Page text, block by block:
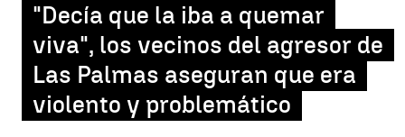
"Decía que la iba a quemar
viva", los vecinos del agresor de
Las Palmas aseguran que era
violento y problemático